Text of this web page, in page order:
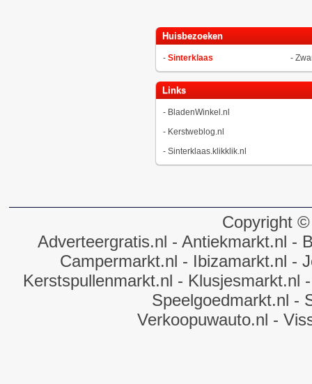
Huisbezoeken
- Sinterklaas -
Links
- BladenWinkel.nl
- Kerstweblog.nl
- Sinterklaas.klikklik.nl
Copyright
Adverteergratis.nl - Antiekmarkt.nl -
Campermarkt.nl - Ibizamarkt.nl -
Kerstspullenmarkt.nl - Klusjesmarkt.nl
Speelgoedmarkt.nl -
Verkoopuwauto.nl -